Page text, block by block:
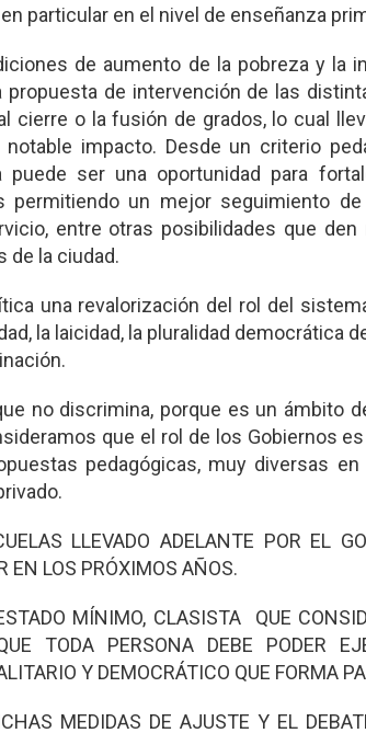
particular en el nivel de enseñanza
de aumento de la pobreza y la
propuesta de intervención de las
cierre o la fusión de grados, lo cual
impacto. Desde un criterio
ser una oportunidad para
permitiendo un mejor seguimiento
entre otras posibilidades que
de la ciudad.
una revalorización del rol del
la laicidad, la pluralidad democrática
no discrimina, porque es un ámbito
que el rol de los Gobiernos
pedagógicas, muy diversas en
LLEVADO ADELANTE POR EL
EN LOS PRÓXIMOS AÑOS.
MÍNIMO, CLASISTA QUE
TODA PERSONA DEBE PODER
Y DEMOCRÁTICO QUE FORMA
MEDIDAS DE AJUSTE Y EL